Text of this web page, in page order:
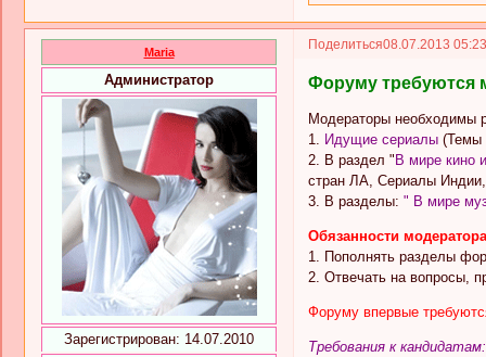
Поделиться08.07.2013
Maria
Администратор
Зарегистрирован: 14.07.2010
Форуму требуются
Модераторы необходимы
1.
Идущие сериалы (Темы
2. В раздел " В мире кино
стран ЛА, Сериалы
3. В разделы: " В мире
Обязанности
1. Пополнять разделы
2. Отвечать на вопросы,
Форуму впервые
Требования к кандидатам: